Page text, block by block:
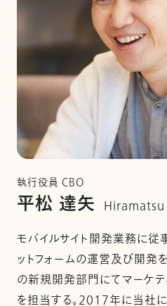
執行役員 CBO
平松 達矢
Hiramatsu
モバイルサイト開発業務に従
ットフォームの運営及び開発
の新規開発部門にてマーケテ
を担当する。2017年に当社